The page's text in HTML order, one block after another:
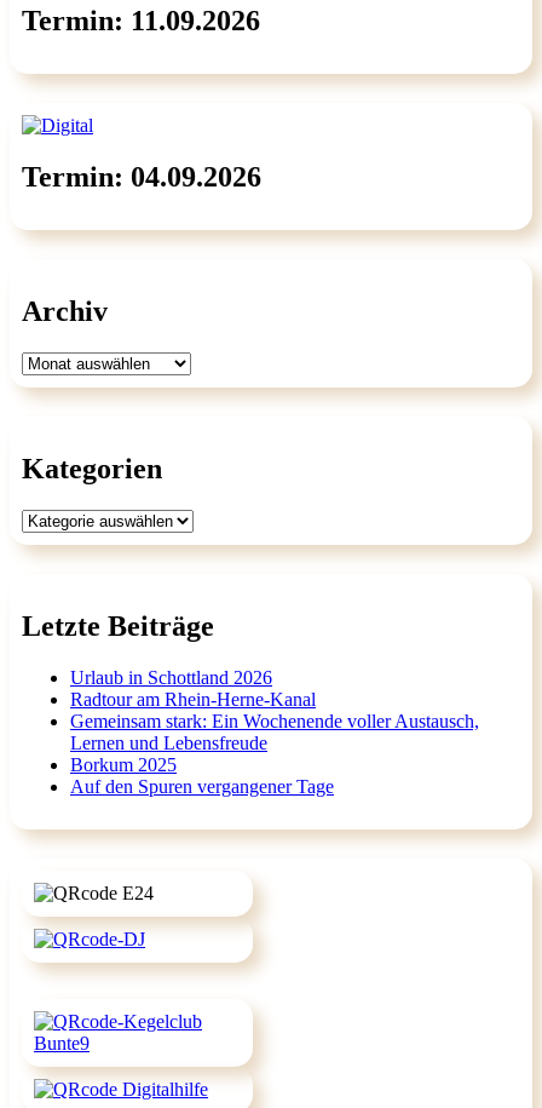
Termin: 11.09.2026
Termin: 04.09.2026
Archiv
Archiv
Kategorien
Kategorien
Letzte Beiträge
Urlaub in Schottland 2026
Radtour am Rhein-Herne-Kanal
Gemeinsam stark: Ein Wochenende voller Austausch,
Lernen und Lebensfreude
Borkum 2025
Auf den Spuren vergangener Tage